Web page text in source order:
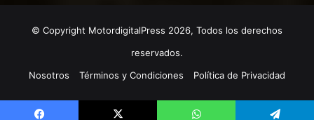
© Copyright MotordigitalPress 2026, Todos los derechos
reservados.
Nosotros
Términos y Condiciones Política de Privacidad